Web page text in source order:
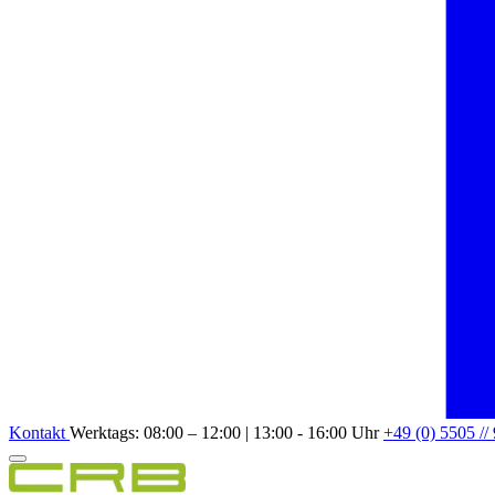
Kontakt Werktags: 08:00 – 12:00 | 13:00 - 16:00 Uhr+49 (0) 5505 //